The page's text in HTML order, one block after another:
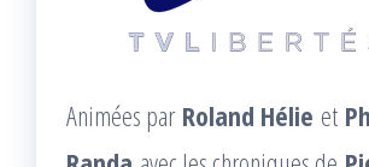
Animées par Roland Hélie et